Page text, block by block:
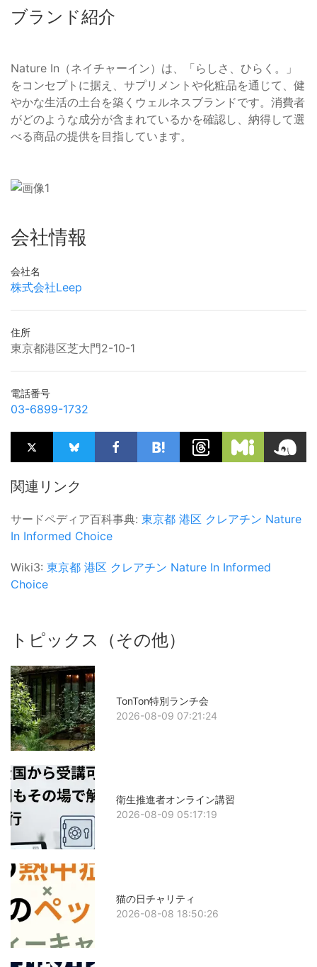
ブランド紹介
Nature In（ネイチャーイン）は、「らしさ、ひらく。」
をコンセプトに据え、サプリメントや化粧品を通じて、健
やかな生活の土台を築くウェルネスブランドです。消費者
がどのような成分が含まれているかを確認し、納得して選
べる商品の提供を目指しています。
会社情報
会社名
株式会社Leep
住所
東京都港区芝大門2-10-1
電話番号
03-6899-1732
関連リンク
サードペディア百科事典: 東京都 港区 クレアチン Nature
In Informed Choice
Wiki3: 東京都 港区 クレアチン Nature In Informed
Choice
トピックス（その他）
TonTon特別ランチ会
2026-08-09 07:21:24
衛生推進者オンライン講習
2026-08-09 05:17:19
猫の日チャリティ
2026-08-08 18:50:26